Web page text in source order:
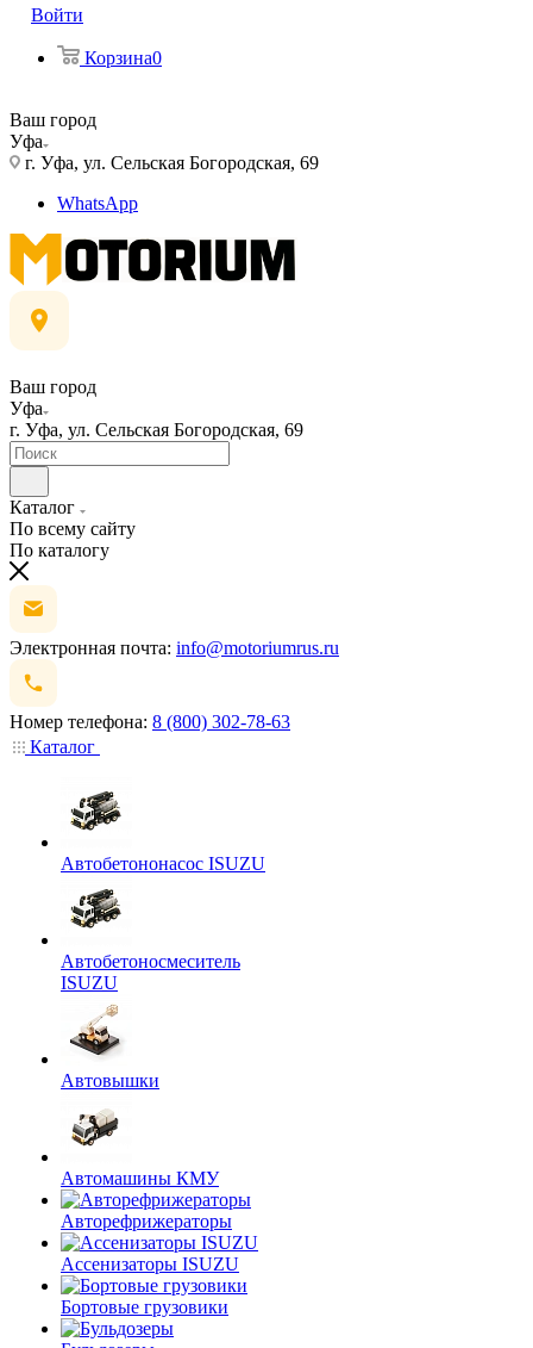
Войти
Корзина0
Ваш город
Уфа
г. Уфа, ул. Сельская Богородская, 69
WhatsApp
Ваш город
Уфа
г. Уфа, ул. Сельская Богородская, 69
Каталог
По всему сайту
По каталогу
Электронная почта: info@motoriumrus.ru
Номер телефона: 8 (800) 302-78-63
Каталог
Автобетононасос ISUZU
Автобетоносмеситель
ISUZU
Автовышки
Автомашины КМУ
Авторефрижераторы
Ассенизаторы ISUZU
Бортовые грузовики